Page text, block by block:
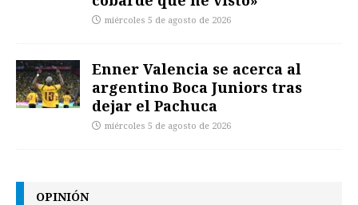
miércoles 5 de agosto de 2026
Enner Valencia se acerca al
argentino Boca Juniors tras
dejar el Pachuca
miércoles 5 de agosto de 2026
OPINIÓN